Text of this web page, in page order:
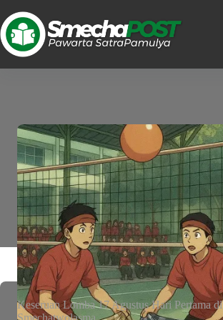
Keseruan Lomba 17 Agustus Hari Pertama di
Smechatwolasma